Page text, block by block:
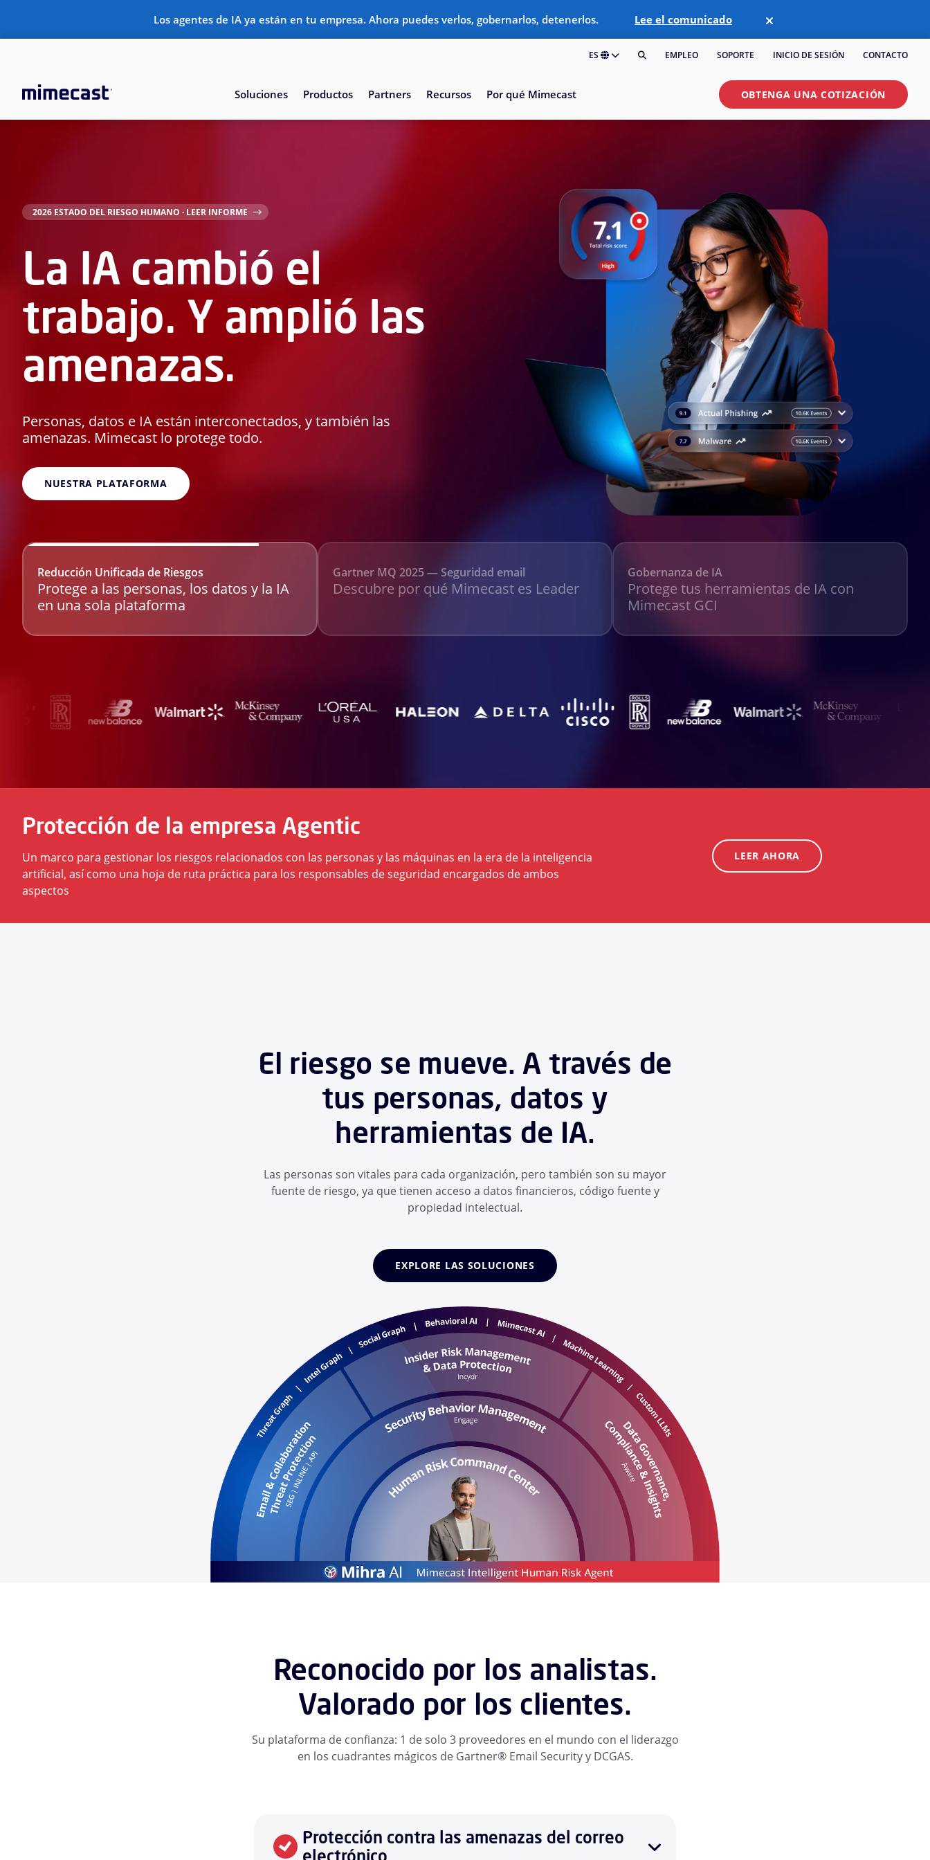
Los agentes de IA ya están en tu empresa. Ahora puedes verlos, gobernarlos, detenerlos. Lee el comunicado
ES EMPLEO SOPORTE INICIO DE SESIÓN CONTACTO
Soluciones Productos Partners Recursos Por qué Mimecast OBTENGA UNA COTIZACIÓN
2026 ESTADO DEL RIESGO HUMANO · LEER INFORME
La IA cambió el
trabajo. Y amplió las
amenazas.
Personas, datos e IA están interconectados, y también las
amenazas. Mimecast lo protege todo.
NUESTRA PLATAFORMA
Reducción Unificada de Riesgos
Protege a las personas, los datos y la IA
en una sola plataforma
Gartner MQ 2025 — Seguridad email
Descubre por qué Mimecast es Leader
Gobernanza de IA
Protege tus herramientas de IA con
Mimecast GCI
Protección de la empresa Agentic
Un marco para gestionar los riesgos relacionados con las personas y las máquinas en la era de la inteligencia
artificial, así como una hoja de ruta práctica para los responsables de seguridad encargados de ambos
aspectos
LEER AHORA
El riesgo se mueve. A través de
tus personas, datos y
herramientas de IA.
Las personas son vitales para cada organización, pero también son su mayor
fuente de riesgo, ya que tienen acceso a datos financieros, código fuente y
propiedad intelectual.
EXPLORE LAS SOLUCIONES
Reconocido por los analistas.
Valorado por los clientes.
Su plataforma de confianza: 1 de solo 3 proveedores en el mundo con el liderazgo
en los cuadrantes mágicos de Gartner® Email Security y DCGAS.
Protección contra las amenazas del correo
electrónico